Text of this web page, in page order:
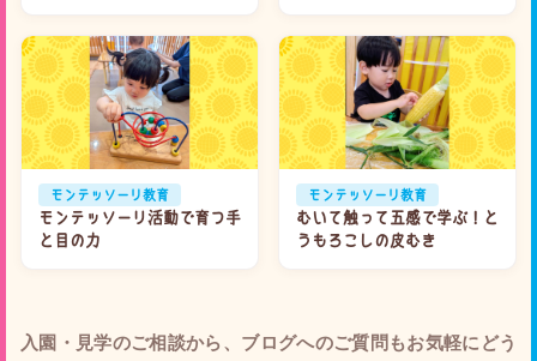
モンテッソーリ教育
モンテッソーリ活動で育つ手
と目の力
モンテッソーリ教育
むいて触って五感で学ぶ！と
うもろこしの皮むき
入園・見学のご相談から、ブログへのご質問もお気軽にどう